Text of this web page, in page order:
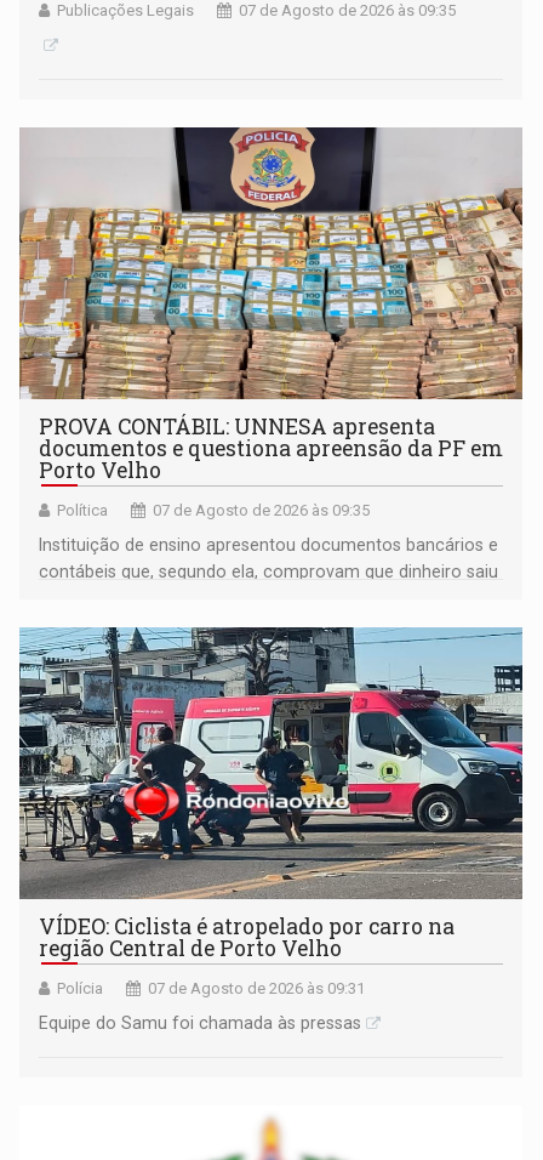
Publicações Legais 07 de Agosto de 2026 às 09:35
PROVA CONTÁBIL: UNNESA apresenta
documentos e questiona apreensão da PF em
Porto Velho
Política 07 de Agosto de 2026 às 09:35
Instituição de ensino apresentou documentos bancários e
contábeis que, segundo ela, comprovam que dinheiro saiu
apreendido quando já estava dentro da sede da entidade
— em pleno ano eleitoral em Rondônia
VÍDEO: Ciclista é atropelado por carro na
região Central de Porto Velho
Polícia 07 de Agosto de 2026 às 09:31
Equipe do Samu foi chamada às pressas